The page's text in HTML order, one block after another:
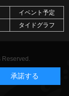
イベント予定
タイドグラフ
Reserved.
承諾する